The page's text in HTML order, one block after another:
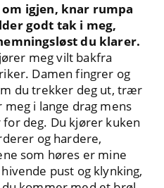
igjen, knar rumpa
godt tak i meg,
du klarer.
meg vilt bakfra
Damen fingrer og
du trekker deg ut, trær
i lange drag mens
deg. Du kjører kuken
og hardere,
som høres er mine
pust og klynking,